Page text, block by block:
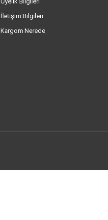
İletişim Bilgileri
Kargom Nerede